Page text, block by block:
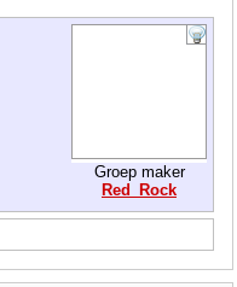
Groep maker
Red_Rock